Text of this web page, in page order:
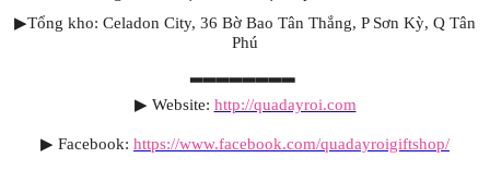
▶Tổng kho: Celadon City, 36 Bờ Bao Tân Thắng, P Sơn Kỳ, Q Tân
Phú
▶ Website: http://quadayroi.com
▶ Facebook: https://www.facebook.com/quadayroigiftshop/